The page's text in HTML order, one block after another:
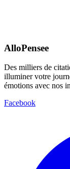
AlloPensee
Des milliers de
illuminer votre
émotions avec nos
Facebook